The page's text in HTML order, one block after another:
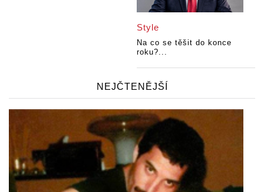
Style
Na co se těšit do konce
roku?...
NEJČTENĚJŠÍ